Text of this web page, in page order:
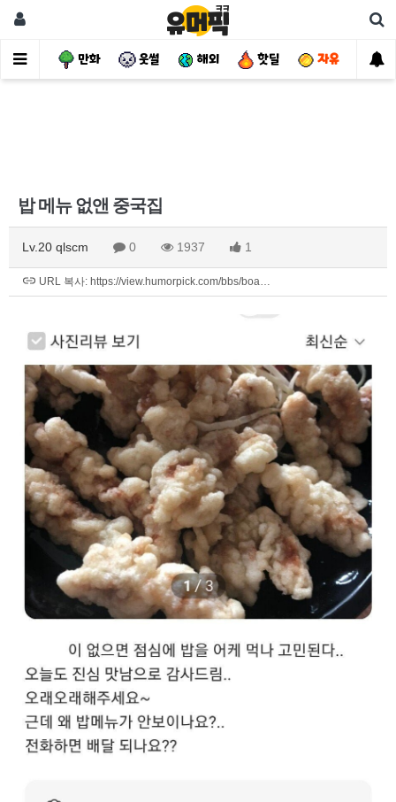
사건 만화 웃썰 해외 핫딜 자유
밥 메뉴 없앤 중국집
Lv.20 qlscm 0 1937 1
URL 복사: https://view.humorpick.com/bbs/boa…